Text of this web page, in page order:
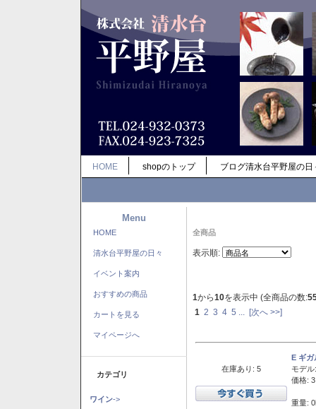
HOME shopのトップ ブログ清水台平野屋の日
Menu
HOME
清水台平野屋の日々
イベント案内
おすすめの商品
カートを見る
マイページへ
カテゴリ
ワイン->
全商品
表示順:
1から10を表示中 (全商品の数:
1 2 3 4 5 [次へ >>]
在庫あり: 5
E ギ
モデル:
価格:
重量: